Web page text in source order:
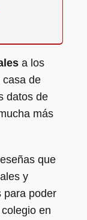
a los
casa de
datos de
más
que
y
para poder
en